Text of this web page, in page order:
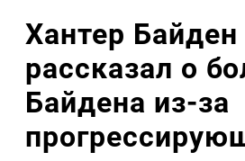
Хантер Байден
рассказал о
Байдена из-за